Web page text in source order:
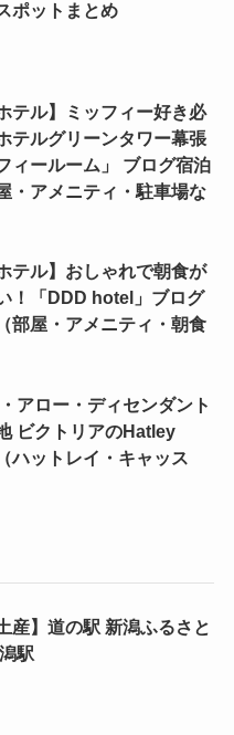
ポットまとめ
テル】ミッフィー好き必
テルグリーンタワー幕張
ィールーム」 ブログ宿泊
・アメニティ・駐車場な
テル】おしゃれで朝食が
！「DDD hotel」ブログ
部屋・アメニティ・朝食
アロー・ディセンダント
ビクトリアのHatley
ハットレイ・キャッス
産】道の駅 新潟ふるさと
駅